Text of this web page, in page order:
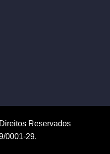
Reservados
0001-29.